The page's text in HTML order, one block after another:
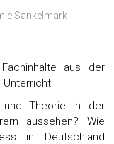
Sankelmark
aus der
Unterricht
und Theorie in der
aussehen? Wie
in Deutschland